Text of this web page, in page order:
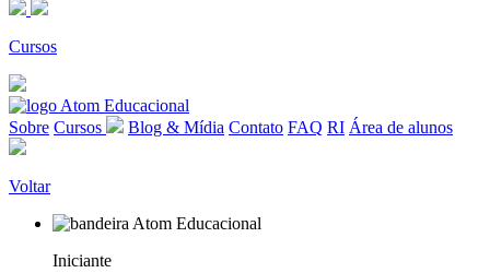
Cursos
Sobre Cursos Blog & Mídia Contato FAQ RI Área de alunos
Voltar
Iniciante